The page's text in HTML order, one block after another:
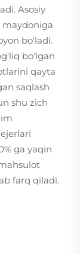
Asosiy
maydoniga
bo'ladi.
bo'lgan
qayta
saqlash
shu zich
ga yaqin
farq qiladi.